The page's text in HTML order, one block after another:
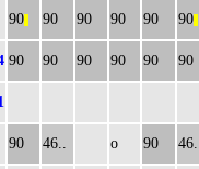
90 90 90 90 90 90
90 90 90 90 90 90
90 46.. о 90